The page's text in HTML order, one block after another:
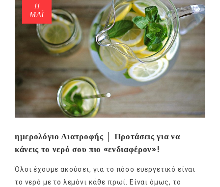
11
ΜΑΪ́
ημερολόγιο Διατροφής │ Προτάσεις για να
κάνεις το νερό σου πιο «ενδιαφέρον»!
Όλοι έχουμε ακούσει, για το πόσο ευεργετικό είναι
το νερό με το λεμόνι κάθε πρωί. Είναι όμως, το